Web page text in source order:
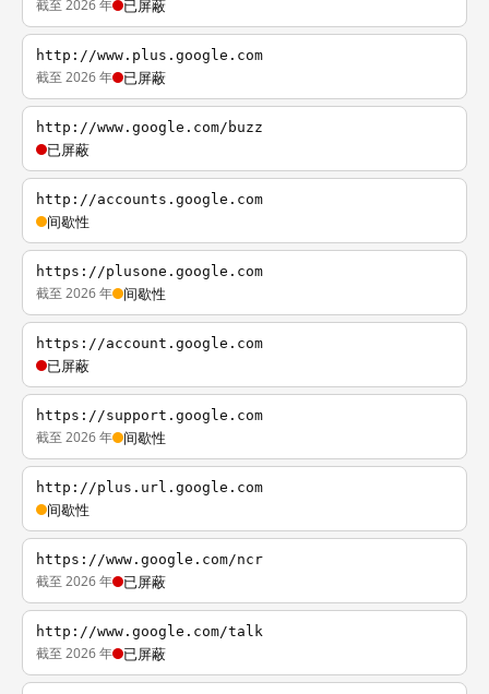
截至 2026 年 已屏蔽
http://www.plus.google.com
截至 2026 年 已屏蔽
http://www.google.com/buzz
已屏蔽
http://accounts.google.com
间歇性
https://plusone.google.com
截至 2026 年 间歇性
https://account.google.com
已屏蔽
https://support.google.com
截至 2026 年 间歇性
http://plus.url.google.com
间歇性
https://www.google.com/ncr
截至 2026 年 已屏蔽
http://www.google.com/talk
截至 2026 年 已屏蔽